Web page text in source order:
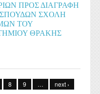
ΠΡΟΣ ΔΙΑΓΡΑΦΗ
ΣΧΟΛΗ
ΤΟΥ
ΘΡΑΚΗΣ
ΠΑΝΕΠΙΣΤΗΜΙΟΥ ΘΡΑΚΗΣ
8 9 …
next ›